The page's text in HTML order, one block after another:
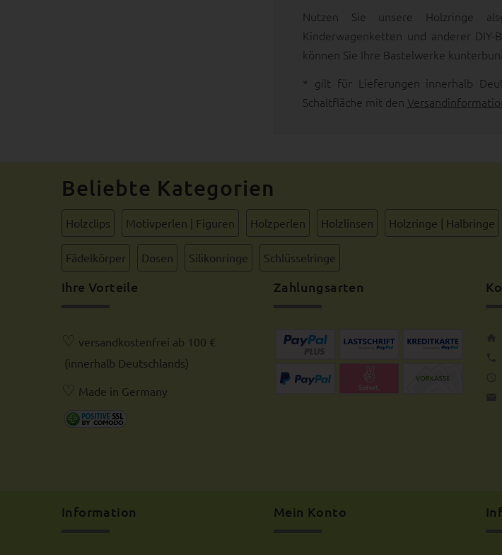
Nutzen Sie unsere Holzringe
Kinderwagenketten und anderer
können Sie Ihre Bastelwerke
* gilt für Lieferungen innerhalb
Schaltfläche mit den
Beliebte Kategorien
Holzclips Motivperlen | Figuren Holzperlen Holzlinsen Holzringe | Halbringe
Fädelkörper Dosen Silikonringe Schlüsselringe
Ihre Vorteile
versandkostenfrei ab 100 €
(innerhalb Deutschlands)
Made in Germany
Zahlungsarten
Information Mein Konto